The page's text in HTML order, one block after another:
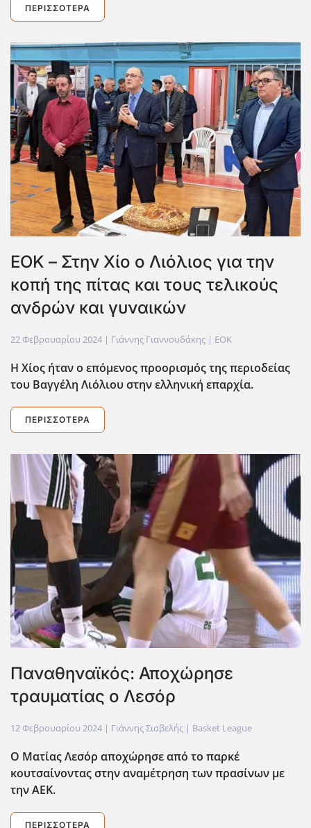
ΠΕΡΙΣΣΌΤΕΡΑ
ΕΟΚ – Στην Χίο ο Λιόλιος για την
κοπή της πίτας και τους τελικούς
ανδρών και γυναικών
22 Φεβρουαρίου 2024 | Γιάννης Γιαννουδάκης | EOK
Η Χίος ήταν ο επόμενος προορισμός της περιοδείας
του Βαγγέλη Λιόλιου στην ελληνική επαρχία.
ΠΕΡΙΣΣΌΤΕΡΑ
Παναθηναϊκός: Αποχώρησε
τραυματίας ο Λεσόρ
12 Φεβρουαρίου 2024 | Γιάννης Σιαβελής | Basket League
Ο Ματίας Λεσόρ αποχώρησε από το παρκέ
κουτσαίνοντας στην αναμέτρηση των πρασίνων με
την ΑΕΚ.
ΠΕΡΙΣΣΌΤΕΡΑ